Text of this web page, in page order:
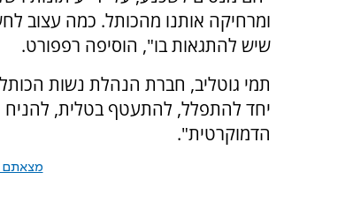
ומרחיקה אותנו מהכותל. כמה עצוב
שיש להתגאות בו", הוסיפה רפפורט.
תמי גוטליב, חברת הנהלת נשות
יחד להתפלל, להתעטף בטלית, להניח
הדמוקרטית".
מצאתם